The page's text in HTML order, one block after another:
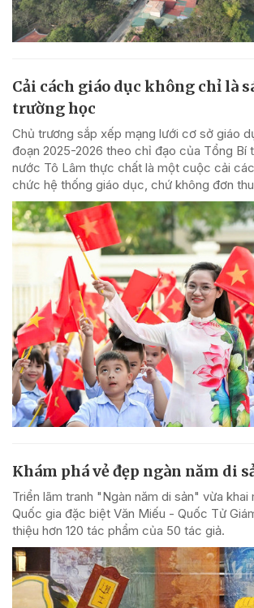
Cải cách giáo dục không chỉ là
trường học
Chủ trương sắp xếp mạng lưới cơ sở giáo
đoạn 2025-2026 theo chỉ đạo của Tổng Bí
nước Tô Lâm thực chất là một cuộc cải
chức hệ thống giáo dục, chứ không đơn
Khám phá vẻ đẹp ngàn năm di
Triển lãm tranh "Ngàn năm di sản" vừa khai
Quốc gia đặc biệt Văn Miếu - Quốc Tử
thiệu hơn 120 tác phẩm của 50 tác giả.